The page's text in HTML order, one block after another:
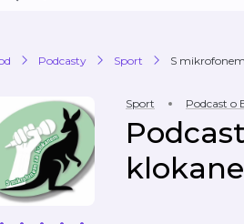
Podcasty Sport S
Sport Podcast o